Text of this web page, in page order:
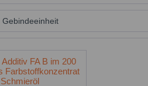
Additive
Gebindeeinheit
200 Liter Faß